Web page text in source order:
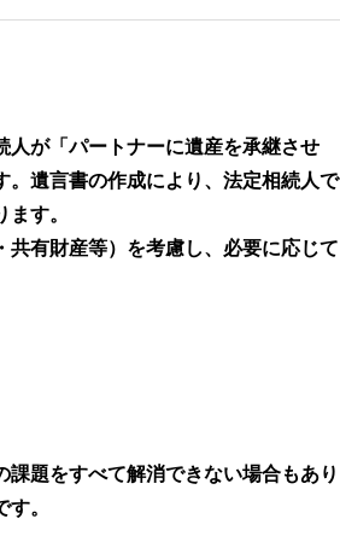
が「パートナーに遺産を承継させ
遺言書の作成により、法定相続人で
す。
有財産等）を考慮し、必要に応じて
題をすべて解消できない場合もあり
。